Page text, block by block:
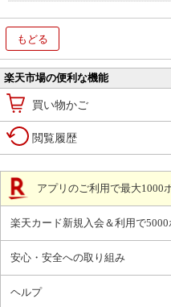
もどる
楽天市場の便利な機能
買い物かご
閲覧履歴
アプリのご利用で最大1000
楽天カード新規入会＆利用で5000
安心・安全への取り組み
ヘルプ